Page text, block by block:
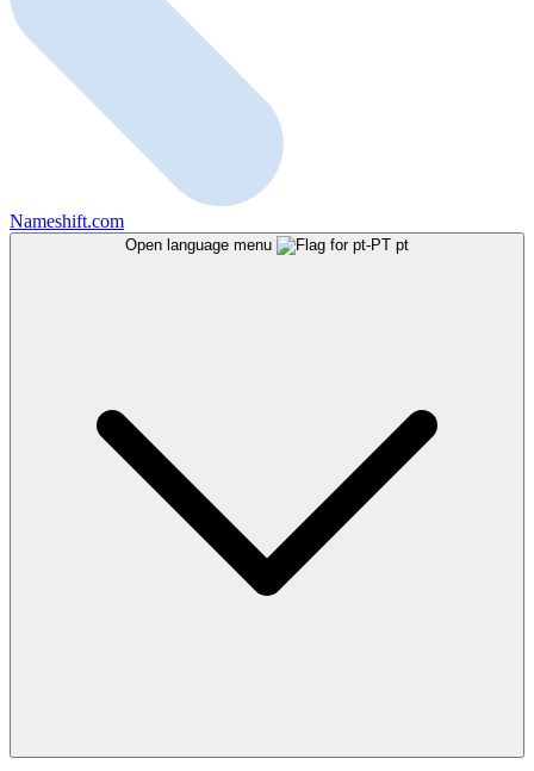
Nameshift.com
Open language menu pt